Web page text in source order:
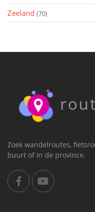
Zeeland (70)
Zoek wandelroutes,
buurt of in de province.